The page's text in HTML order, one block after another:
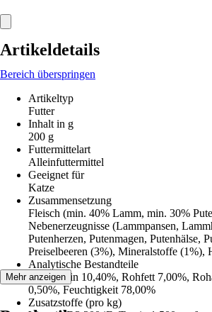
Artikeldetails
Bereich überspringen
Artikeltyp
Futter
Inhalt in g
200 g
Futtermittelart
Alleinfuttermittel
Geeignet für
Katze
Zusammensetzung
Fleisch (min. 40% Lamm, min. 30%
Nebenerzeugnisse (Lammpansen,
Putenherzen, Putenmagen, Putenhälse,
Preiselbeeren (3%), Mineralstoffe (1%),
Analytische Bestandteile
Rohprotein 10,40%, Rohfett 7,00%,
0,50%, Feuchtigkeit 78,00%
Zusatzstoffe (pro kg)
Mehr anzeigen